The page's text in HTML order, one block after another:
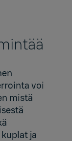
voi
mistä
ja